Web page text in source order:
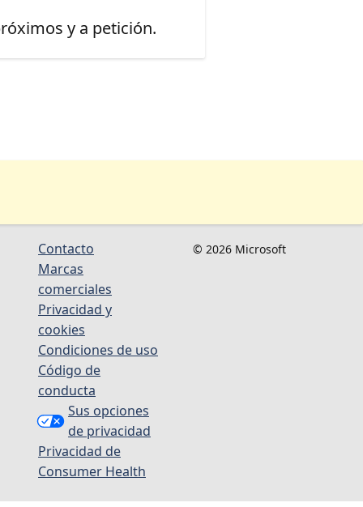
y a petición.
Contacto
Marcas
comerciales
Privacidad y
cookies
Condiciones de uso
Código de
conducta
Sus opciones
de privacidad
Privacidad de
Consumer Health
© 2026 Microsoft